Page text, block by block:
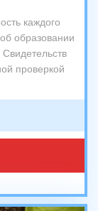
каждого
образовании
проверкой